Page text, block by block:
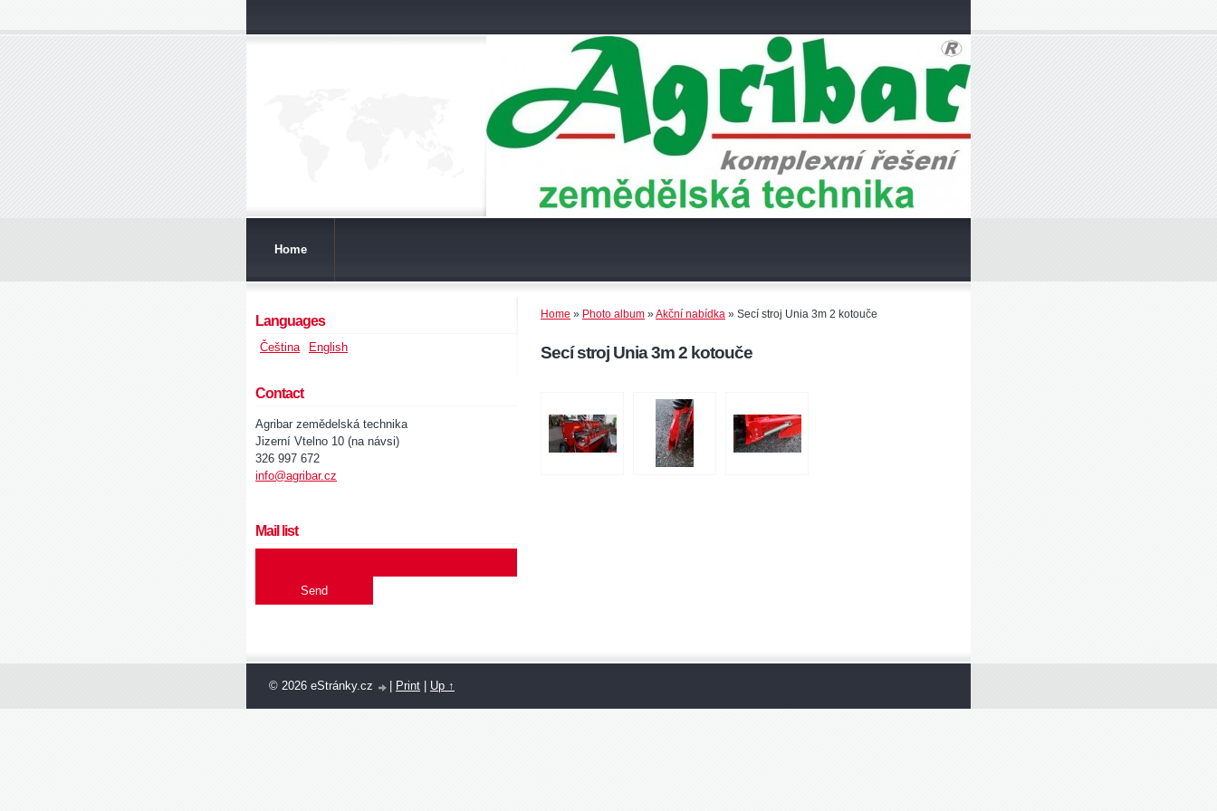
Home
Home » Photo album »Akční nabídka » Secí stroj Unia 3m 2 kotouče
Secí stroj Unia 3m 2 kotouče
Languages
Čeština English
Contact
Agribar zemědelská technika
Jizerní Vtelno 10 (na návsi)
326 997 672
info@agribar.cz
Mail list
© 2026 eStránky.cz Print Up ↑